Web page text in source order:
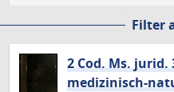
Filter
2 Cod. Ms. jurid.
medizinisch-